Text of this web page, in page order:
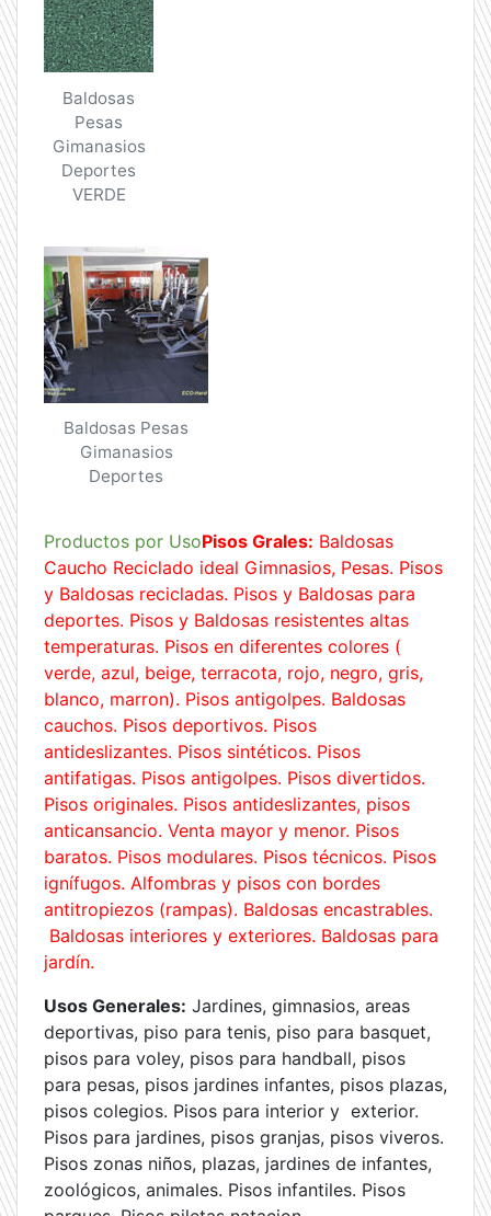
Baldosas
Pesas
Gimanasios
Deportes
VERDE
Baldosas Pesas
Gimanasios
Deportes
Productos por UsoPisos Grales: Baldosas
Caucho Reciclado ideal Gimnasios, Pesas. Pisos
y Baldosas recicladas. Pisos y Baldosas para
deportes. Pisos y Baldosas resistentes altas
temperaturas. Pisos en diferentes colores (
verde, azul, beige, terracota, rojo, negro, gris,
blanco, marron). Pisos antigolpes. Baldosas
cauchos. Pisos deportivos. Pisos
antideslizantes. Pisos sintéticos. Pisos
antifatigas. Pisos antigolpes. Pisos divertidos.
Pisos originales. Pisos antideslizantes, pisos
anticansancio. Venta mayor y menor. Pisos
baratos. Pisos modulares. Pisos técnicos. Pisos
ignífugos. Alfombras y pisos con bordes
antitropiezos (rampas). Baldosas encastrables.
Baldosas interiores y exteriores. Baldosas para
jardín.
Usos Generales: Jardines, gimnasios, areas
deportivas, piso para tenis, piso para basquet,
pisos para voley, pisos para handball, pisos
para pesas, pisos jardines infantes, pisos plazas,
pisos colegios. Pisos para interior y exterior.
Pisos para jardines, pisos granjas, pisos viveros.
Pisos zonas niños, plazas, jardines de infantes,
zoológicos, animales. Pisos infantiles. Pisos